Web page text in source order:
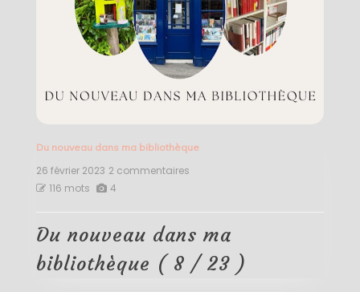
Du nouveau dans ma bibliothèque
26 février 2023 2 commentaires
bibliothèque
8
116 mots 4
Du nouveau dans ma
bibliothèque ( 8 / 23 )